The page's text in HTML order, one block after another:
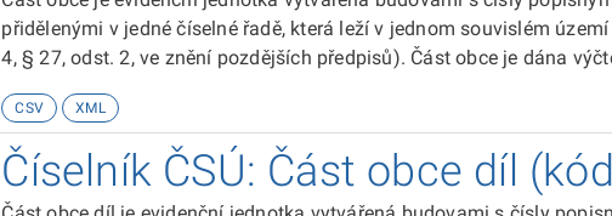
přidělenými v jedné číselné řadě, která leží v jednom souvislém
4, § 27, odst. 2, ve znění pozdějších předpisů). Část obce je dána výčtem očíslovaných budov. Část
vytvořených sloučením území statistických obvodů, patřících do téže
vymezené části obce nejsou vždy souvislým územím (více částí obce
patřící do téže části obce mohou být místně vzdálené na více
CSV XML
Číselník ČSÚ: Část obce díl